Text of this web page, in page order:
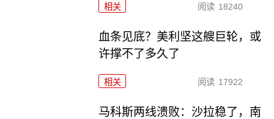
相关 阅读 18240
血条见底？美利坚这艘巨轮，或
许撑不了多久了
相关 阅读 17922
马科斯两线溃败：沙拉稳了，南